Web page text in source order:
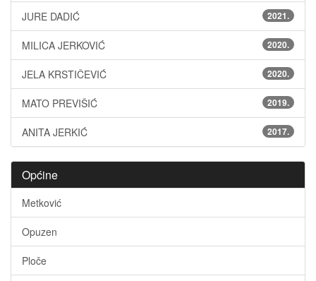
JURE DADIĆ 2021.
MILICA JERKOVIĆ 2020.
JELA KRSTIČEVIĆ 2020.
MATO PREVIŠIĆ 2019.
ANITA JERKIĆ 2017.
Općine
Metković
Opuzen
Ploče